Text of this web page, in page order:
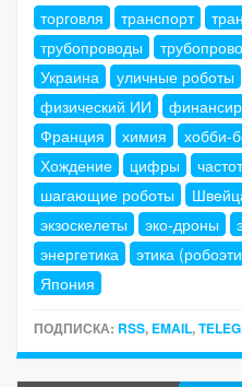
торговля
транспорт
трубопроводы
Украина
уличные роботы
физический ИИ
Франция
химия хобби-
Хождение
цифры
шагающие роботы
экзоскелеты
эко-дроны
энергетика
этика
Япония
ПОДПИСКА: RSS, EMAIL,